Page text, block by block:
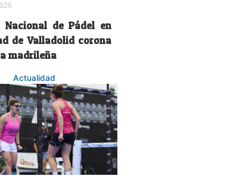
Nacional de Pádel en
de Valladolid corona
madrileña
Actualidad